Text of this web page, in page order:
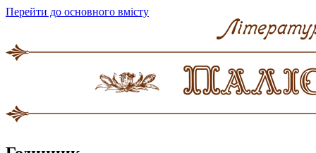
Перейти до основного вмісту